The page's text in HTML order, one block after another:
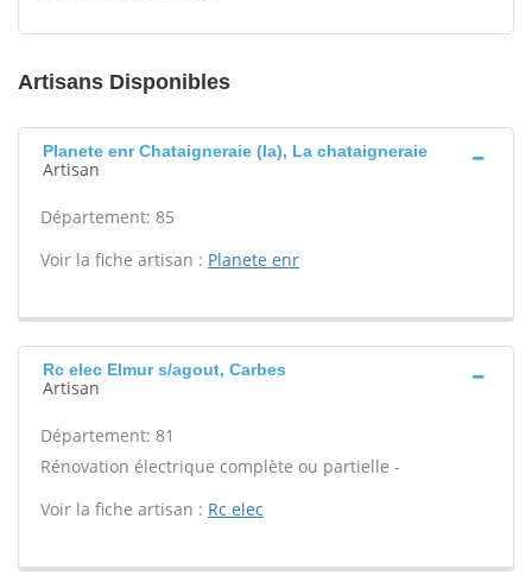
Artisans Disponibles
Planete enr Chataigneraie (la), La chataigneraie
Artisan
Département: 85
Voir la fiche artisan : Planete enr
Rc elec Elmur s/agout, Carbes
Artisan
Département: 81
Rénovation électrique complète ou partielle -
Voir la fiche artisan : Rc elec